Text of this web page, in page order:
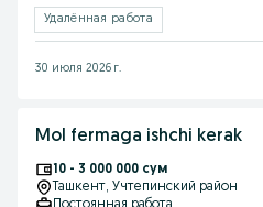
Удалённая работа
30 июля 2026 г.
Mol fermaga ishchi kerak
10 - 3 000 000 сум
Ташкент, Учтепинский район